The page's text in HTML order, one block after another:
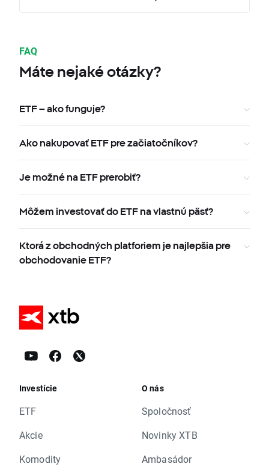
FAQ
Máte nejaké otázky?
ETF – ako funguje?
Ako nakupovať ETF pre začiatočníkov?
Je možné na ETF prerobiť?
Môžem investovať do ETF na vlastnú päsť?
Ktorá z obchodných platforiem je najlepšia pre
obchodovanie ETF?
Investície
ETF
Akcie
Komodity
O nás
Spoločnosť
Novinky XTB
Ambasádor